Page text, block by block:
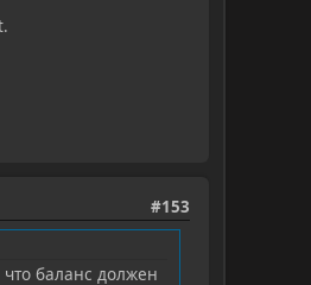
#153
баланс должен